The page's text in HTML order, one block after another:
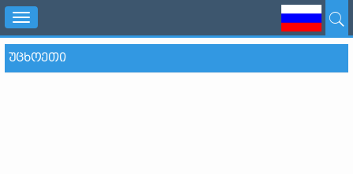
Toggle
navigation
ᲣᲪᲮᲝᲔᲗᲘ